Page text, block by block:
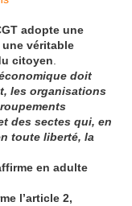
adopte une
véritable
citoyen
doit
les organisations
des sectes qui, en
toute liberté, la
en adulte
l’article 2,